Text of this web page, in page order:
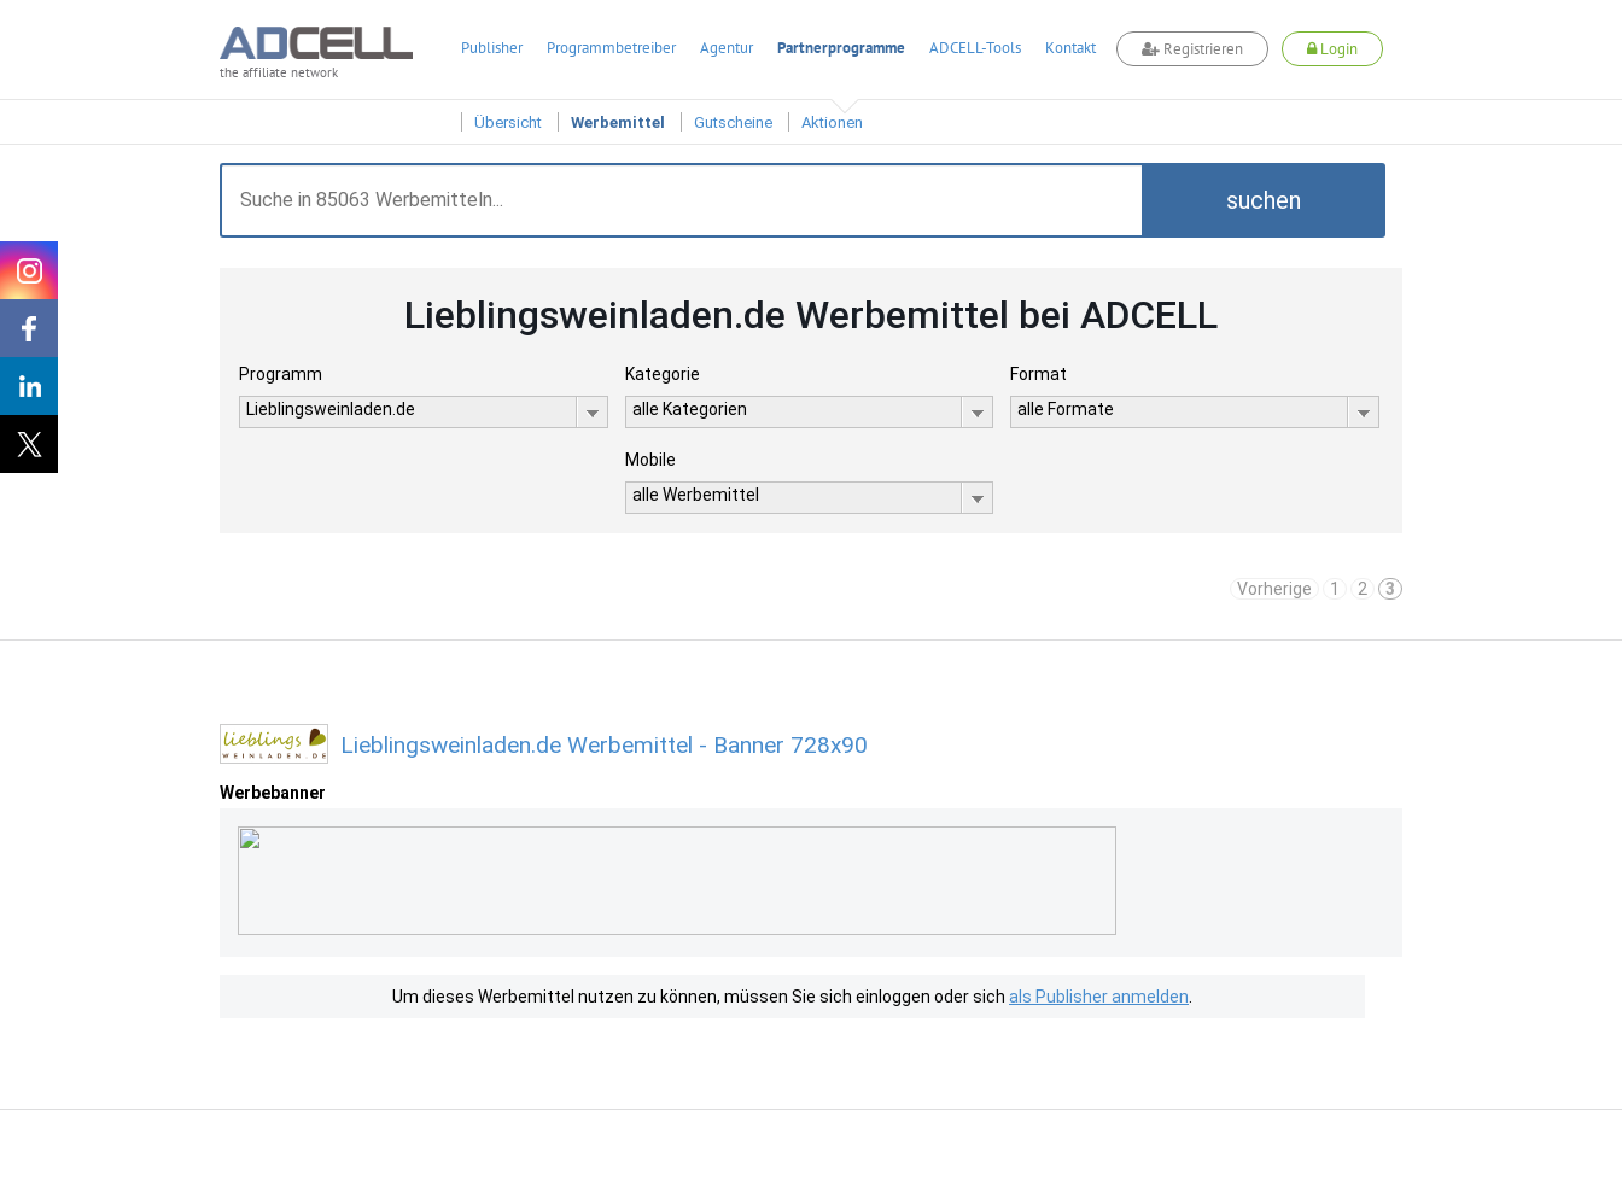
the affiliate network
Publisher Programmbetreiber Agentur Partnerprogramme ADCELL-Tools Kontakt Registrieren Login
Übersicht Werbemittel Gutscheine Aktionen
suchen
Lieblingsweinladen.de Werbemittel bei ADCELL
Programm
Lieblingsweinladen.de
Kategorie
alle Kategorien
Format
alle Formate
Mobile
alle Werbemittel
Vorherige 1 2 3
Lieblingsweinladen.de Werbemittel - Banner 728x90
Werbebanner
Um dieses Werbemittel nutzen zu können, müssen Sie sich einloggen oder sich als Publisher anmelden